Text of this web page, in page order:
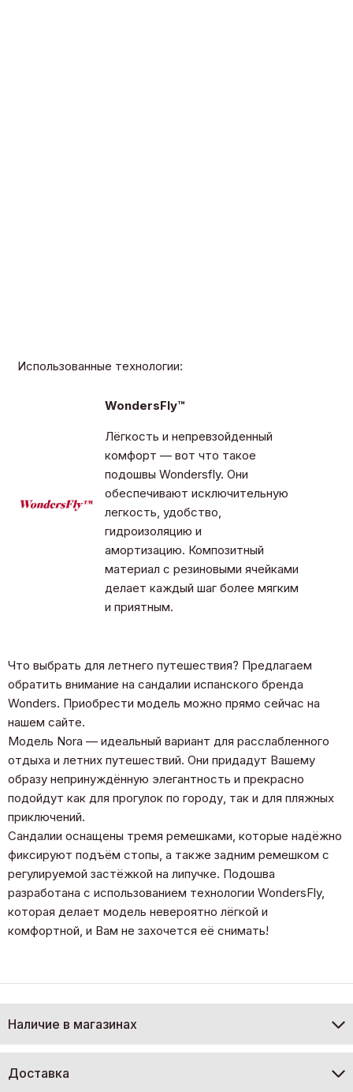
Использованные технологии:
WondersFly™
Лёгкость и непревзойденный
комфорт — вот что такое
подошвы Wondersfly. Они
обеспечивают исключительную
легкость, удобство,
гидроизоляцию и
амортизацию. Композитный
материал с резиновыми ячейками
делает каждый шаг более мягким
и приятным.
Что выбрать для летнего путешествия? Предлагаем
обратить внимание на сандалии испанского бренда
Wonders. Приобрести модель можно прямо сейчас на
нашем сайте.
Модель Nora — идеальный вариант для расслабленного
отдыха и летних путешествий. Они придадут Вашему
образу непринуждённую элегантность и прекрасно
подойдут как для прогулок по городу, так и для пляжных
приключений.
Сандалии оснащены тремя ремешками, которые надёжно
фиксируют подъём стопы, а также задним ремешком с
регулируемой застёжкой на липучке. Подошва
разработана с использованием технологии WondersFly,
которая делает модель невероятно лёгкой и
комфортной, и Вам не захочется её снимать!
Наличие в магазинах
Доставка